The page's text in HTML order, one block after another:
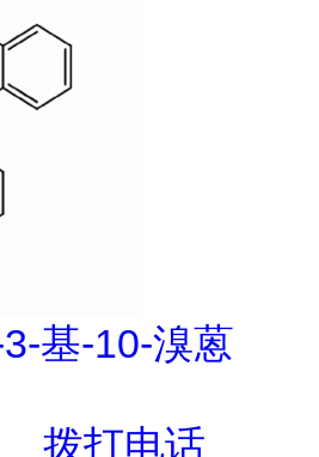
基-10-溴蒽
拨打电话